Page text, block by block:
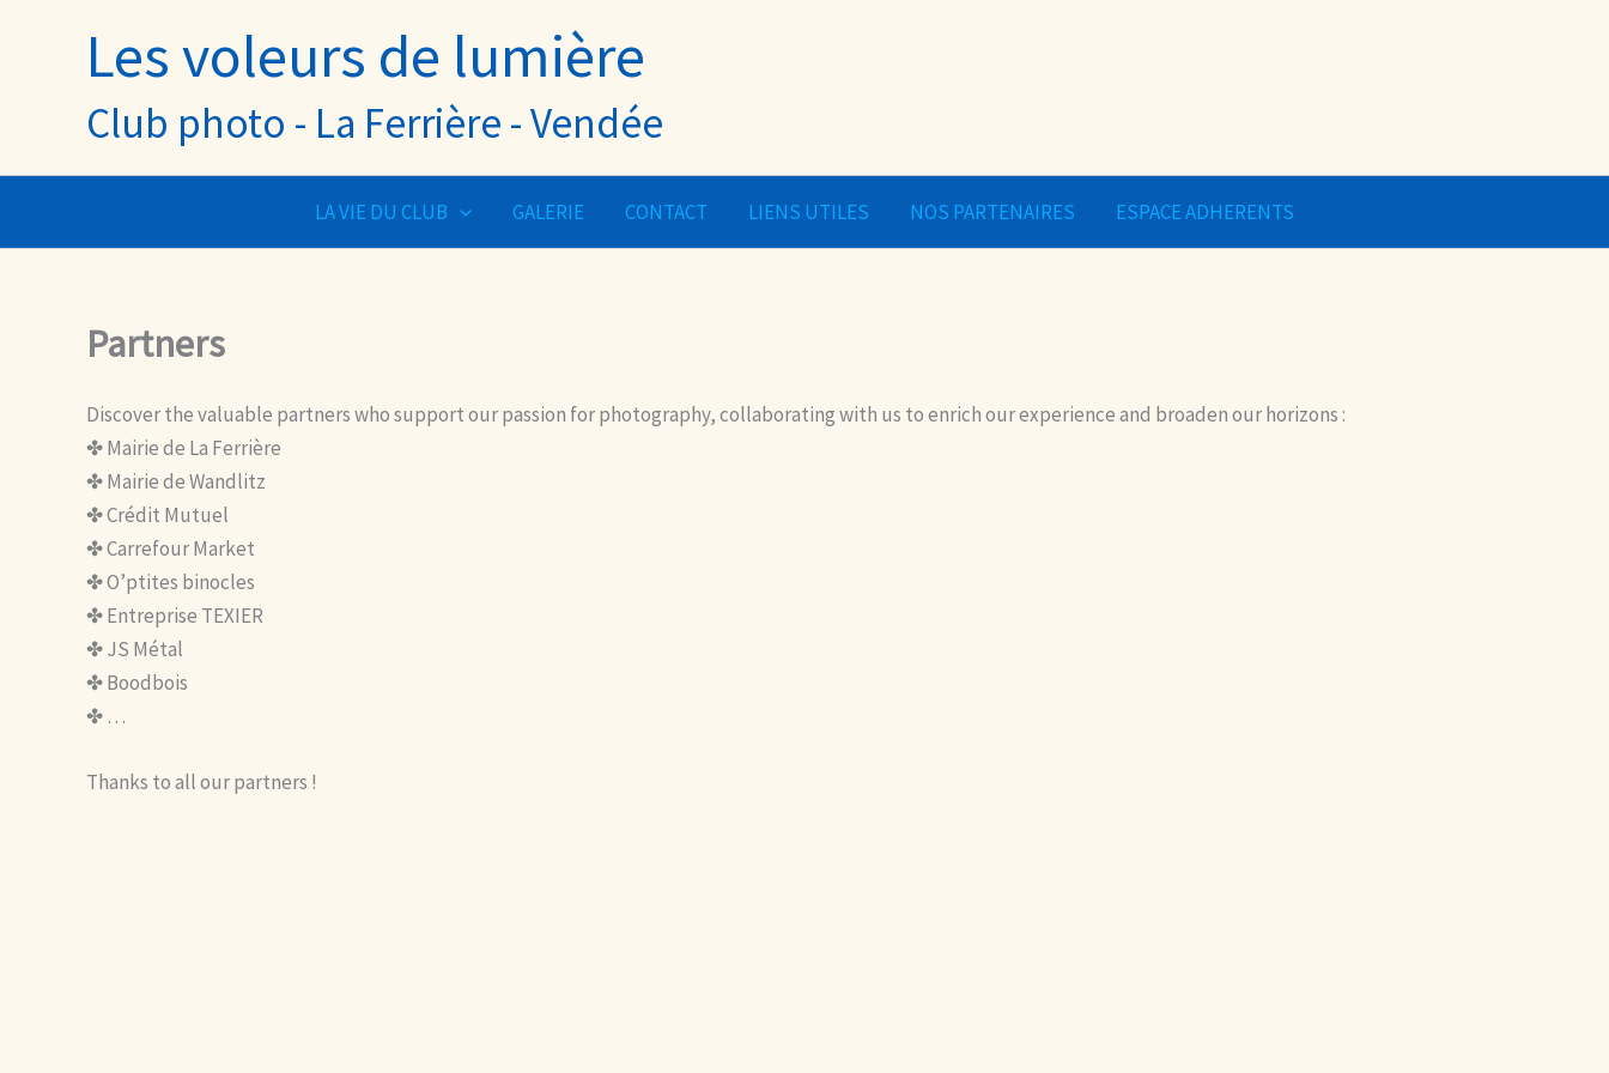
Les voleurs de lumière
Club photo - La Ferrière - Vendée
LA VIE DU CLUB GALERIE CONTACT LIENS UTILES NOS PARTENAIRES ESPACE ADHERENTS
Partners
Discover the valuable partners who support our passion for photography, collaborating with us to enrich our experience and broaden our horizons :
✤ Mairie de La Ferrière
✤ Mairie de Wandlitz
✤ Crédit Mutuel
✤ Carrefour Market
✤ O’ptites binocles
✤ Entreprise TEXIER
✤ JS Métal
✤ Boodbois
✤ …
Thanks to all our partners !